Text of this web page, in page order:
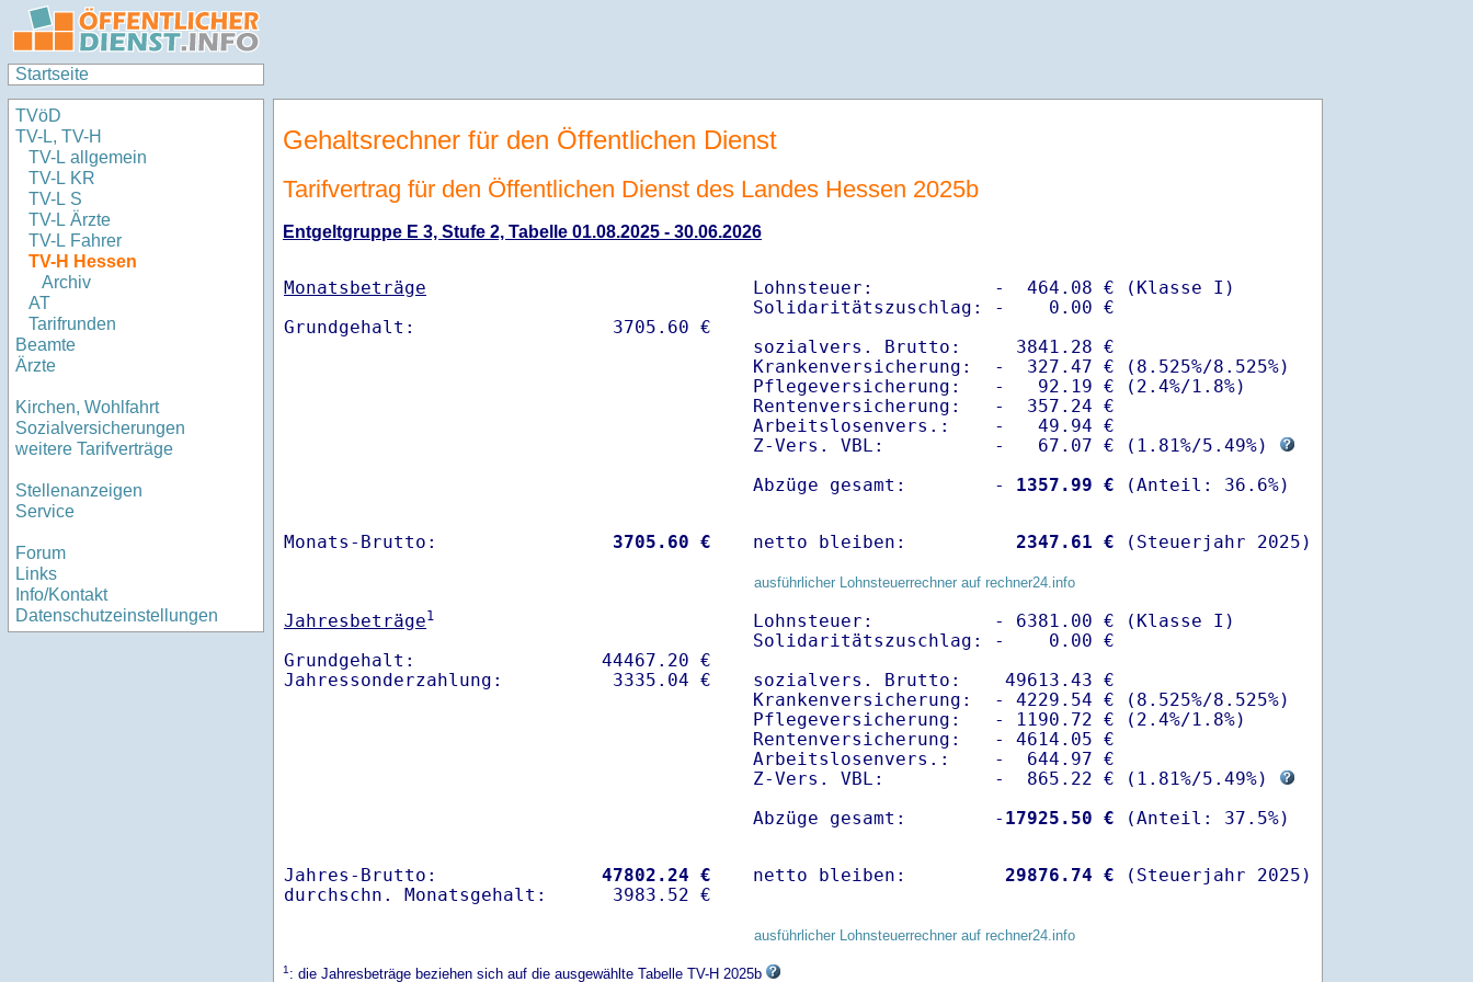
Startseite
TVöD
TV-L, TV-H
TV-L allgemein
TV-L KR
TV-L S
TV-L Ärzte
TV-L Fahrer
TV-H Hessen
Archiv
AT
Tarifrunden
Beamte
Ärzte
Kirchen, Wohlfahrt
Sozialversicherungen
weitere Tarifverträge
Stellenanzeigen
Service
Forum
Links
Info/Kontakt
Datenschutzeinstellungen
Gehaltsrechner für den Öffentlichen Dienst
Tarifvertrag für den Öffentlichen Dienst des Landes Hessen 2025b
Entgeltgruppe E 3, Stufe 2, Tabelle 01.08.2025 - 30.06.2026
Monatsbeträge
Lohnsteuer:           -  464.08 € (Klasse I)
Solidaritätszuschlag: -    0.00 €
sozialvers. Brutto:     3841.28 €
Krankenversicherung:  -  327.47 € (8.525%/8.525%)
Pflegeversicherung:   -   92.19 € (2.4%/1.8%)
Rentenversicherung:   -  357.24 €
Arbeitslosenvers.:    -   49.94 €
Z-Vers. VBL:          -   67.07 € ( 1.81%/5.49%)
Abzüge gesamt:        -
1357.99 €
Monats-Brutto: 3705.60 € netto bleiben: 2347.61 € (Steuerjahr 2025)
ausführlicher Lohnsteuerrechner auf rechner24.info
Jahresbeträge1
Grundgehalt:                 44467.20 €
Lohnsteuer:           - 6381.00 € (Klasse I)
Solidaritätszuschlag: -    0.00 €
sozialvers. Brutto:    49613.43 €
Krankenversicherung:  - 4229.54 € (8.525%/8.525%)
Pflegeversicherung:   - 1190.72 € (2.4%/1.8%)
Rentenversicherung:   - 4614.05 €
Arbeitslosenvers.:    -  644.97 €
Z-Vers. VBL:          -  865.22 € ( 1.81%/5.49%)
Abzüge gesamt:        - 17925.50 €
Jahres-Brutto: 47802.24 €
netto bleiben: 29876.74 € (Steuerjahr 2025)
ausführlicher Lohnsteuerrechner auf rechner24.info
1: die Jahresbeträge beziehen sich auf die ausgewählte Tabelle TV-H 2025b